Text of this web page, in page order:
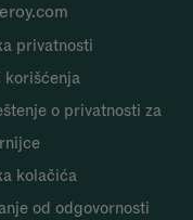
privatnosti
korišćenja
o privatnosti za
kolačića
od odgovornosti